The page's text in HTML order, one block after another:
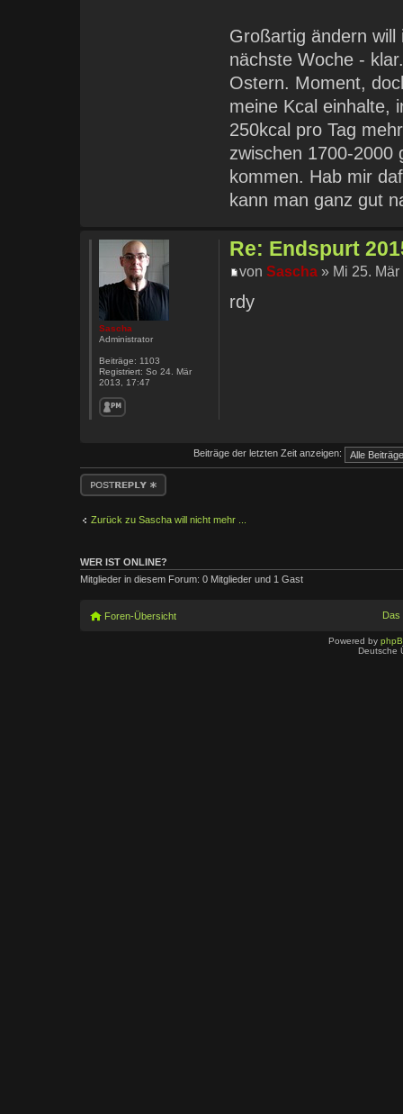
Großartig ändern
nächste Woche -
Ostern. Moment,
meine Kcal einhalte,
250kcal pro Tag
zwischen 1700-2000
kommen. Hab mir
kann man ganz gut
Re: Endspurt
vonSascha » Mi 25.
rdy
Sascha
Administrator
Beiträge: 1103
Registriert: So 24. Mär
2013, 17:47
Beiträge der letzten Zeit anzeigen:
Antwort erstellen
Zurück zu Sascha will nicht mehr ...
WER IST ONLINE?
Mitglieder in diesem Forum: 0 Mitglieder und 1 Gast
Foren-Übersicht Das
Powered by
Deutsche